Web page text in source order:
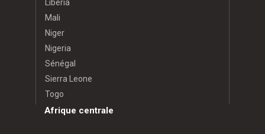
Liberia
Mali
Niger
Nigeria
Sénégal
Sierra Leone
Togo
Afrique centrale